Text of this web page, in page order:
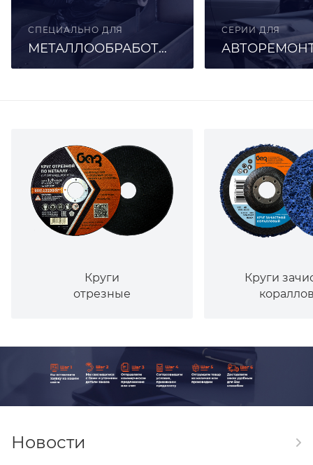
СПЕЦИАЛЬНО ДЛЯ
МЕТАЛЛООБРАБОТКИ
СЕРИИ ДЛЯ
Круги
отрезные
Круги
Новости